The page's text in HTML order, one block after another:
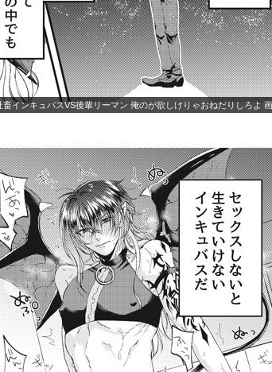
畜インキュバスVS後輩リーマン 俺のが欲しけりゃおねだりしろよ